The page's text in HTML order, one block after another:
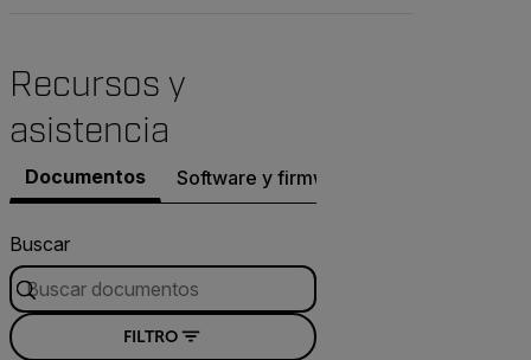
Recursos y
asistencia
Documentos Software y firmware
Buscar
FILTRO